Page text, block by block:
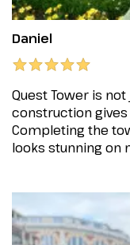
Daniel
Quest Tower is
construction
Completing the
looks stunning on